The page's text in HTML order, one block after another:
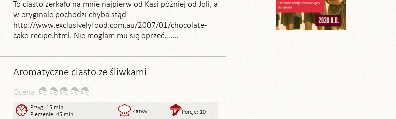
To ciasto zerkało na mnie najpierw od Kasi później od Joli, a
w oryginale pochodzi chyba stąd
http://www.exclusivelyfood.com.au/2007/01/chocolate-
cake-recipe.html. Nie mogłam mu się oprzeć…....
Aromatyczne ciasto ze śliwkami
Ocena:
Przyg: 15 min
Pieczenie: 45 min
Łatwy Porcje: 10